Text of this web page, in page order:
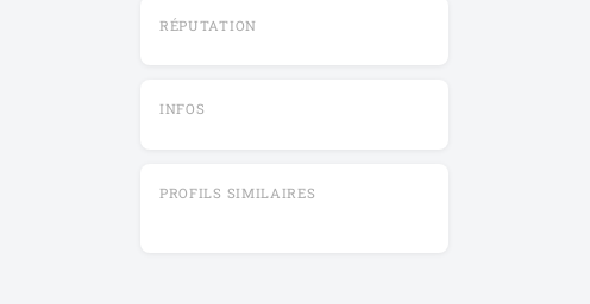
RÉPUTATION
INFOS
PROFILS SIMILAIRES